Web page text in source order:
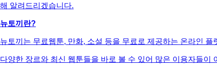
해 알려드리겠습니다.
뉴토끼란?
뉴토끼는 무료웹툰, 만화, 소설 등을 무료로 제공하는 온라인 플
다양한 장르와 최신 웹툰들을 바로 볼 수 있어 많은 이용자들이